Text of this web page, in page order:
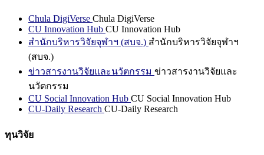
Chula DigiVerse Chula DigiVerse
CU Innovation Hub CU Innovation Hub
สำนักบริหารวิจัยจุฬาฯ (สบจ.) สำนักบริหารวิจัยจุฬาฯ
(สบจ.)
ข่าวสารงานวิจัยและนวัตกรรม ข่าวสารงานวิจัยและ
นวัตกรรม
CU Social Innovation Hub CU Social Innovation Hub
CU-Daily Research CU-Daily Research
ทุนวิจัย